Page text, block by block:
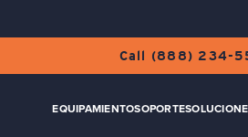
Call (888) 234-
EQUIPAMIENTOSOPORTE